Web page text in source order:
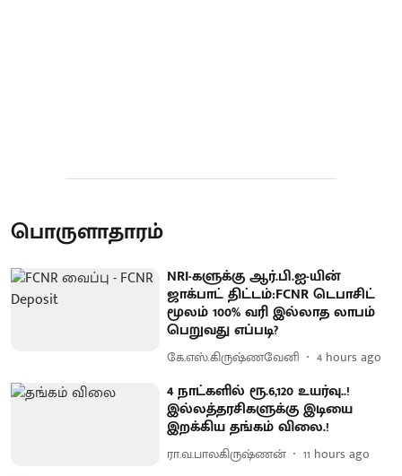
பொருளாதாரம்
NRI-களுக்கு ஆர்.பி.ஐ-யின்
ஜாக்பாட் திட்டம்:FCNR டெபாசிட்
மூலம் 100% வரி இல்லாத லாபம்
பெறுவது எப்படி?
கே.எஸ்.கிருஷ்ணவேனி 4 hours ago
4 நாட்களில் ரூ.6,120 உயர்வு..!
இல்லத்தரசிகளுக்கு இடியை
இறக்கிய தங்கம் விலை.!
ரா.வ.பாலகிருஷ்ணன் 11 hours ago